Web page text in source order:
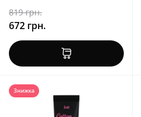
819 грн.
672 грн.
Знижка